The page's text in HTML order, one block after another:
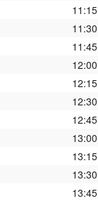
11:15
11:30
11:45
12:00
12:15
12:30
12:45
13:00
13:15
13:30
13:45